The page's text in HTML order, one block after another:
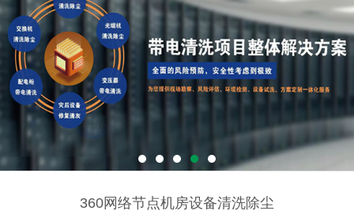
360网络节点机房设备清洗除尘